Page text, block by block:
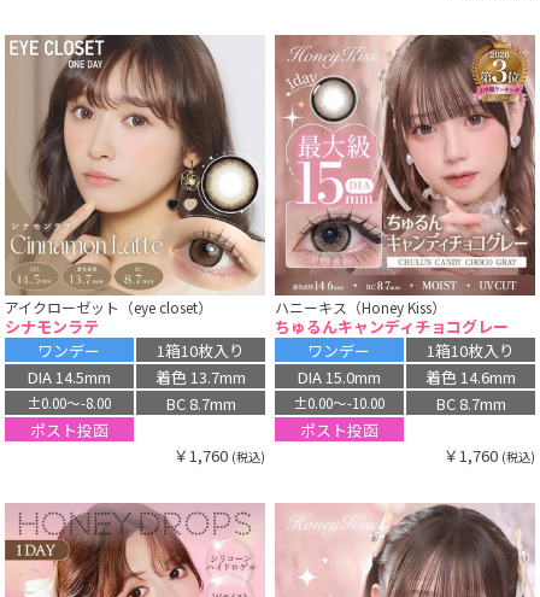
アイクローゼット（eye closet）
シナモンラテ
ワンデー
1箱10枚入り
DIA 14.5mm
着色 13.7mm
±0.00〜-8.00
BC 8.7mm
ポスト投函
￥1,760 (税込)
ハニーキス（Honey Kiss）
ちゅるんキャンディチョコグレー
ワンデー
1箱10枚入り
DIA 15.0mm
着色 14.6mm
±0.00〜-10.00
BC 8.7mm
ポスト投函
￥1,760 (税込)